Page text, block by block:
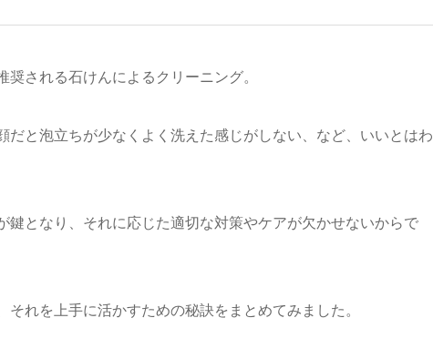
される石けんによるクリーニング。
と泡立ちが少なくよく洗えた感じがしない、など、いいとはわ
となり、それに応じた適切な対策やケアが欠かせないからで
れを上手に活かすための秘訣をまとめてみました。